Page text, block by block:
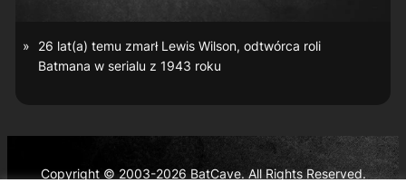
26 lat(a) temu zmarł Lewis Wilson, odtwórca roli
Batmana w serialu z 1943 roku
Copyright © 2003-2026 BatCave. All Rights Reserved.